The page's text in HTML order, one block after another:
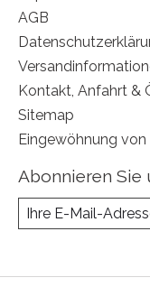
AGB
Kontakt, Anfahrt &
Sitemap
Eingewöhnung
Abonnieren Sie